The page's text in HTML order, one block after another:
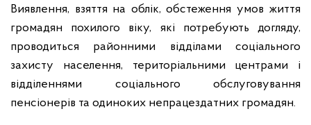
Виявлення, взяття на облік, обстеження умов життя
громадян похилого віку, які потребують догляду,
проводиться районними відділами соціального
захисту населення, територіальними центрами і
відділеннями соціального обслуговування
пенсіонерів та одиноких непрацездатних громадян.